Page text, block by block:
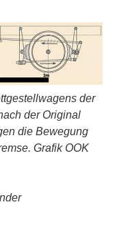
der
der Original
die Bewegung
Grafik OOK